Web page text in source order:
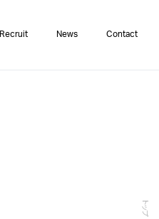
Recruit News Contact
トップ